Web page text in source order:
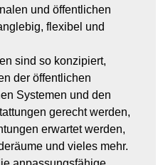
und öffentlichen
flexibel und
sind so konzipiert,
der öffentlichen
Systemen und den
gerecht werden,
erwartet werden,
und vieles mehr.